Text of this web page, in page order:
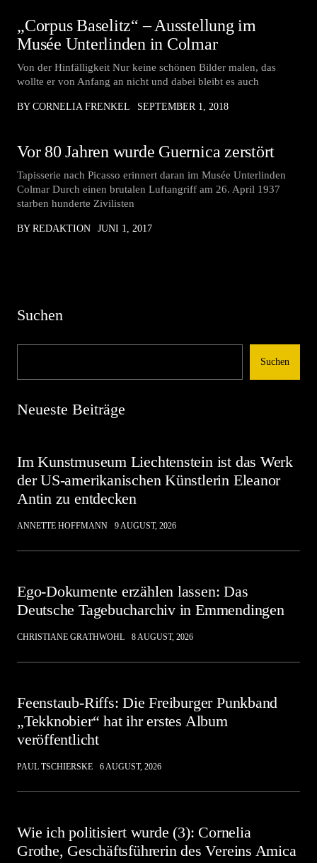
„Corpus Baselitz“ – Ausstellung im
Musée Unterlinden in Colmar
Von der Hinfälligkeit Nur keine schönen Bilder malen, das
wollte er von Anfang an nicht und dabei bleibt es auch
BY CORNELIA FRENKEL SEPTEMBER 1, 2018
Vor 80 Jahren wurde Guernica zerstört
Tapisserie nach Picasso erinnert daran im Musée Unterlinden
Colmar Durch einen brutalen Luftangriff am 26. April 1937
starben hunderte Zivilisten
BY REDAKTION JUNI 1, 2017
Suchen
Suchen
Neueste Beiträge
Im Kunstmuseum Liechtenstein ist das Werk
der US-amerikanischen Künstlerin Eleanor
Antin zu entdecken
ANNETTE HOFFMANN 9 AUGUST, 2026
Ego-Dokumente erzählen lassen: Das
Deutsche Tagebucharchiv in Emmendingen
CHRISTIANE GRATHWOHL 8 AUGUST, 2026
Feenstaub-Riffs: Die Freiburger Punkband
„Tekknobier“ hat ihr erstes Album
veröffentlicht
PAUL TSCHIERSKE 6 AUGUST, 2026
Wie ich politisiert wurde (3): Cornelia
Grothe, Geschäftsführerin des Vereins Amica